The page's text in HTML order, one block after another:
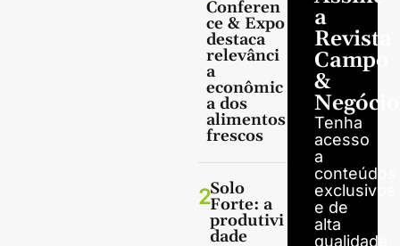
Conferen
ce & Expo
destaca
relevânci
a
econômic
a dos
alimentos
frescos
2Solo
Forte: a
produtivi
dade
a
Revista
Campo
&
Tenha
acesso
a
conteúdos
exclusivos
e de
alta
qualidade